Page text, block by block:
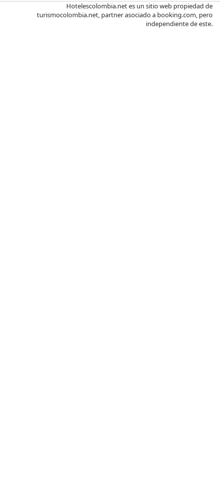
Hotelescolombia.net es un sitio web propiedad de
turismocolombia.net, partner asociado a booking.com, pero
independiente de este.